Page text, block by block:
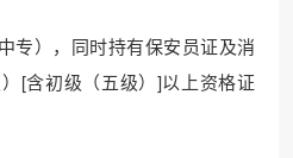
），同时持有保安员证及消
[含初级（五级）]以上资格证